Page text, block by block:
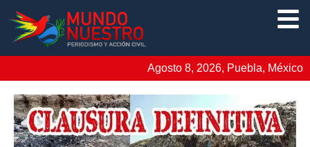
Agosto 8, 2026, Puebla, México